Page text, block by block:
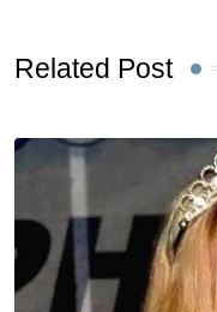
Related Post